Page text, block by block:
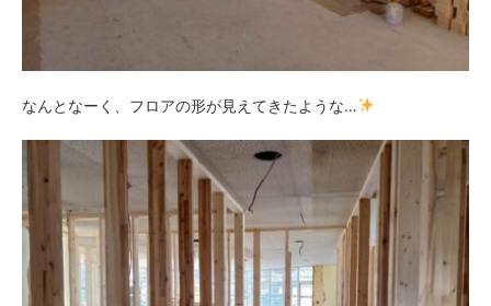
なんとなーく、フロアの形が見えてきたような…